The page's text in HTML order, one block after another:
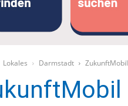
Lokales Darmstadt ZukunftMobil